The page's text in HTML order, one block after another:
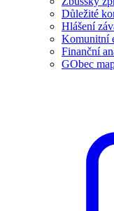
Důležité
Hlášení
Komunitní
Finanční
GObec